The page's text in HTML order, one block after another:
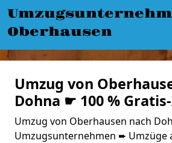
Oberhausen
Umzug von
Dohna ☛ 100 %
Umzug von Oberhausen nach
Umzugsunternehmen ➨ Umzüge